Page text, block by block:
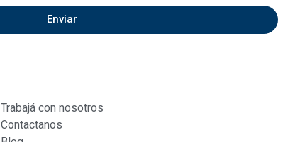
Enviar
Trabajá con nosotros
Contactanos